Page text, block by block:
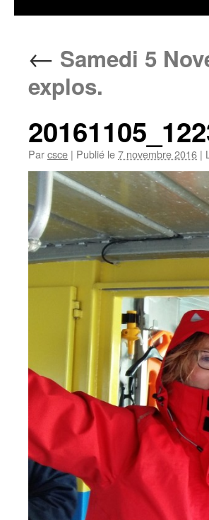
← Samedi 5
explos.
Parcsce | Publié le7 novembre 2016 |